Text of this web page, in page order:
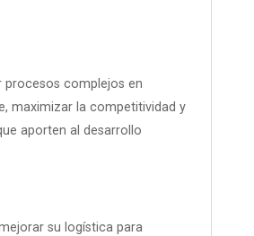
procesos complejos en
maximizar la competitividad y
aporten al desarrollo
su logística para